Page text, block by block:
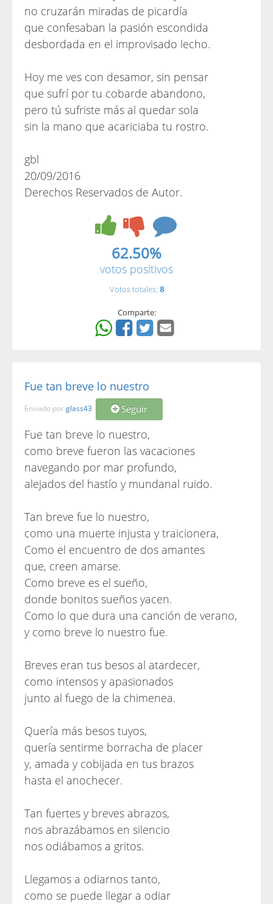
no cruzarán miradas de picardía
que confesaban la pasión escondida
desbordada en el improvisado lecho.
Hoy me ves con desamor, sin pensar
que sufrí por tu cobarde abandono,
pero tú sufriste más al quedar sola
sin la mano que acariciaba tu rostro.
gbl
20/09/2016
Derechos Reservados de Autor.
62.50%
votos positivos
Votos totales: 8
Comparte:
Fue tan breve lo nuestro
Enviado por glass43 Seguir
Fue tan breve lo nuestro,
como breve fueron las vacaciones
navegando por mar profundo,
alejados del hastío y mundanal ruido.
Tan breve fue lo nuestro,
como una muerte injusta y traicionera,
Como el encuentro de dos amantes
que, creen amarse.
Como breve es el sueño,
donde bonitos sueños yacen.
Como lo que dura una canción de verano,
y como breve lo nuestro fue.
Breves eran tus besos al atardecer,
como intensos y apasionados
junto al fuego de la chimenea.
Quería más besos tuyos,
quería sentirme borracha de placer
y, amada y cobijada en tus brazos
hasta el anochecer.
Tan fuertes y breves abrazos,
nos abrazábamos en silencio
nos odiábamos a gritos.
Llegamos a odiarnos tanto,
como se puede llegar a odiar